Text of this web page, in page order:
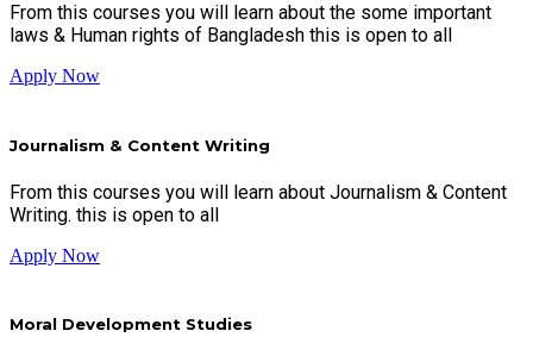
From this courses you will learn about the some important
laws & Human rights of Bangladesh this is open to all
Apply Now
Journalism & Content Writing
From this courses you will learn about Journalism & Content
Writing. this is open to all
Apply Now
Moral Development Studies